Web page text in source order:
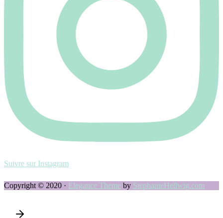
Suivre sur Instagram
Copyright © 2020 · Elegance Theme by StephanieHellwig.com